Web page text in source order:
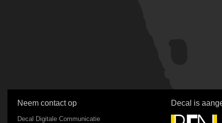
Neem contact op
Decal Digitale Communicatie
Decal is